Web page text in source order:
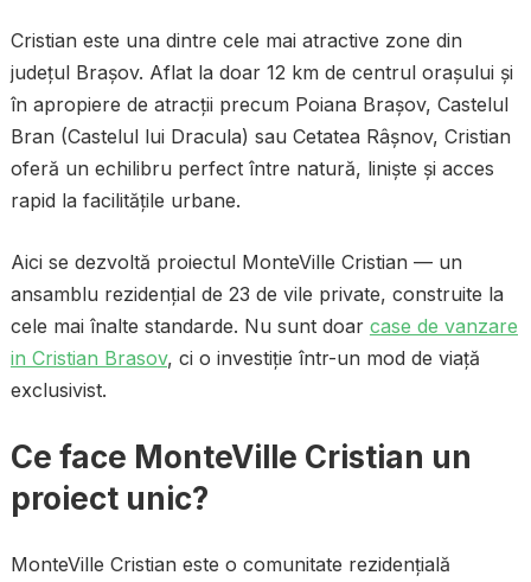
Cristian este una dintre cele mai atractive zone din
județul Brașov. Aflat la doar 12 km de centrul orașului și
în apropiere de atracții precum Poiana Brașov, Castelul
Bran (Castelul lui Dracula) sau Cetatea Râșnov, Cristian
oferă un echilibru perfect între natură, liniște și acces
rapid la facilitățile urbane.
Aici se dezvoltă proiectul MonteVille Cristian — un
ansamblu rezidențial de 23 de vile private, construite la
cele mai înalte standarde. Nu sunt doar case de vanzare
in Cristian Brasov, ci o investiție într-un mod de viață
exclusivist.
Ce face MonteVille Cristian un
proiect unic?
MonteVille Cristian este o comunitate rezidențială